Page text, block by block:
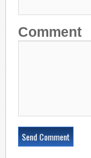
Comment